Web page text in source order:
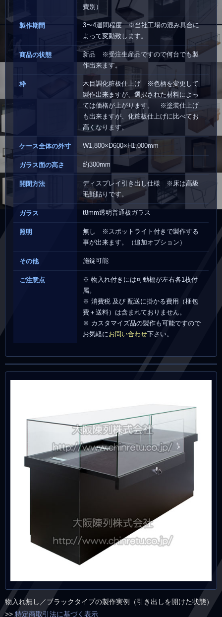
費別）
製作期間
3〜4週間程度 ※当社工場の混み具合に
よって変動致します。
商品の状態
新品 ※受注生産品ですので何台でも製
作出来ます。
枠
木目調化粧板仕上げ ※色柄を変更して
製作出来ますが、選択された材料によっ
ては価格が上がります。 ※塗装仕上げ
も出来ますが、化粧板仕上げに比べてお
高くなります。
ケース全体の外寸 W1,800×D600×H1,000mm
ガラス面の高さ 約300mm
開閉方法
ディスプレイ引き出し仕様 ※床は高級
毛氈貼りです。
ガラス t8mm透明普通板ガラス
照明
無し ※スポットライト付きで製作する
事が出来ます。（追加オプション）
その他 施錠可能
ご注意点
※ 物入れ付きには可動棚が左右各1枚付
属。
※ 消費税 及び 配送に掛かる費用（梱包
費＋送料）は含まれておりません。
※ カスタマイズ品の製作も可能ですので
お気軽にお問い合わせ下さい。
物入れ無し／ブラックタイプの製作実例（引き出しを開けた状態）
>>特定商取引法に基づく表示